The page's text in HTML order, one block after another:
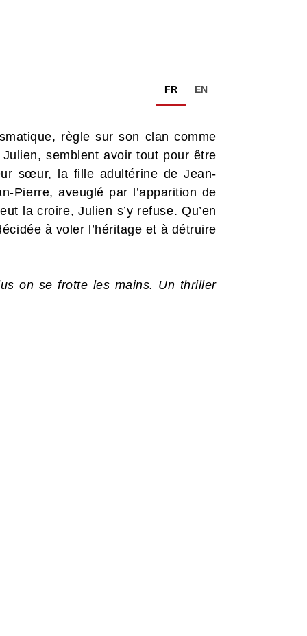
FR EN
règle sur son clan comme
semblent avoir tout pour être
sœur, la fille adultérine de Jean-
Pierre, aveuglé par l’apparition de
la croire, Julien s’y refuse. Qu’en
à voler l’héritage et à détruire
on se frotte les mains. Un thriller